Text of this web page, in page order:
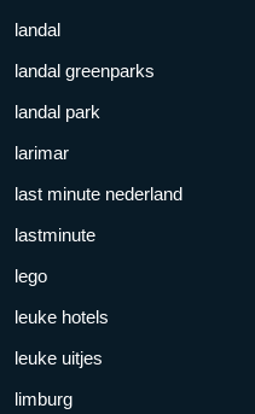
landal
landal greenparks
landal park
larimar
last minute nederland
lastminute
lego
leuke hotels
leuke uitjes
limburg